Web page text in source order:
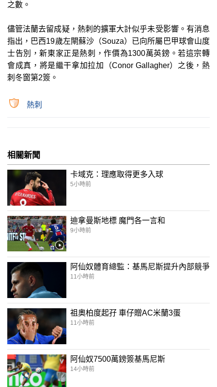
之數。
儘管法蘭去留成疑，熱刺的擴軍大計似乎未受影響。有消息
指出，巴西19歲左閘蘇沙（Souza）已向所屬巴甲球會山度
士告別，新東家正是熱刺，作價為1300萬英鎊。若這宗轉
會成真，將是繼干拿加拉加（Conor Gallagher）之後，熱
刺冬窗第2簽。
熱刺
相關新聞
卡域克：理應取得更多入球
5小時前
迪拿曼斯地標 魔門各一言和
9小時前
阿仙奴體育總監：基馬尼斯提升內部競爭
11小時前
祖奧柏度起孖 車仔贈AC米蘭3蛋
11小時前
阿仙奴7500萬鎊簽基馬尼斯
14小時前